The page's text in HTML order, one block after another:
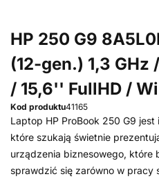
HP 250 G9
(12-gen.) 1,3 GHz
/ 15,6'' FullHD /
Kod produktu41165
Laptop HP ProBook 250 G9
które szukają świetnie
urządzenia biznesowego, które
sprawdzić się zarówno w pracy